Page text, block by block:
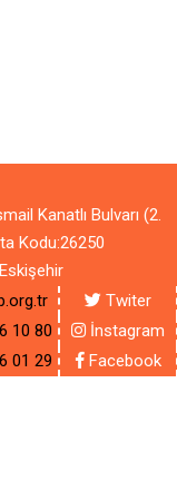
Kanatlı Bulvarı (2.
Kodu:26250
Twiter
10 80
İnstagram
01 29 Facebook